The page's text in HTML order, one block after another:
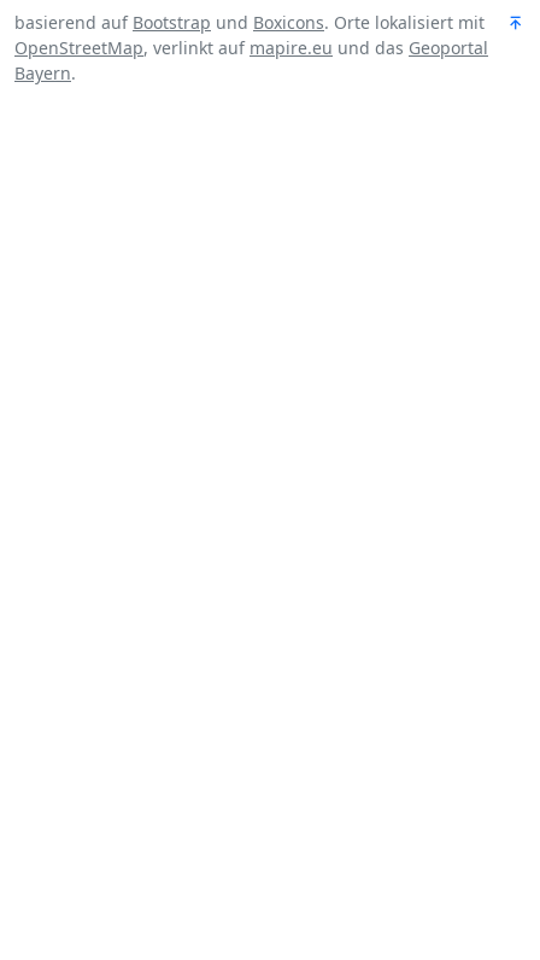
basierend auf Bootstrap und Boxicons. Orte lokalisiert mit
OpenStreetMap, verlinkt auf mapire.eu und das Geoportal
Bayern.